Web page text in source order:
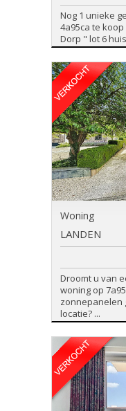
Nog 1 unieke
4a95ca te
Dorp " lot 6
Woning
LANDEN
Droomt u van
woning op
zonnepanelen
locatie? ...